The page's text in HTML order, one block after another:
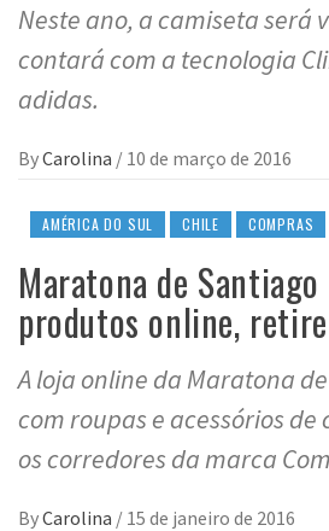
Neste ano, a camiseta será
contará com a tecnologia
adidas.
ByCarolina / 10 de março de 2016
AMÉRICA DO SUL CHILE COMPRAS
Maratona de
produtos online,
A loja online da Maratona
com roupas e acessórios
os corredores da marca
ByCarolina / 15 de janeiro de 2016